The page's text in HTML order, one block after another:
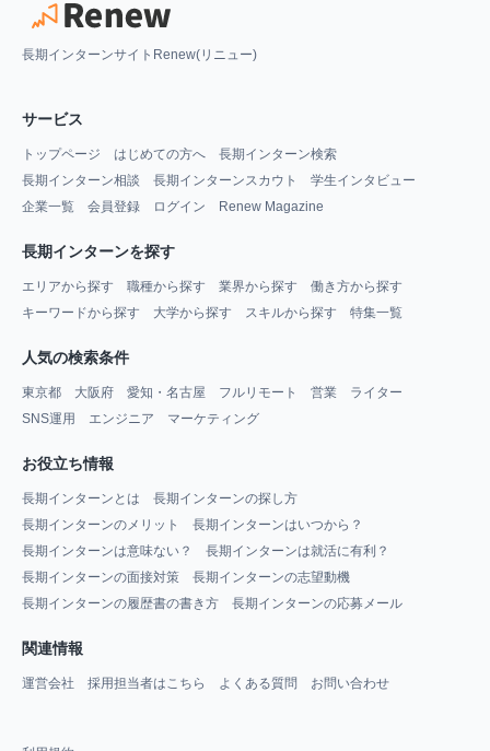
長期インターンサイトRenew(リニュー)
サービス
トップページ はじめての方へ
長期インターン検索
長期インターン相談
長期インターンスカウト
学生インタビュー
企業一覧
会員登録 ログイン Renew Magazine
長期インターンを探す
エリアから探す 職種から探す 業界から探す
働き方から探す
キーワードから探す
大学から探す スキルから探す 特集一覧
人気の検索条件
東京都 大阪府 愛知・名古屋 フルリモート 営業
ライター
SNS運用
エンジニア マーケティング
お役立ち情報
長期インターンとは
長期インターンの探し方
長期インターンのメリット
長期インターンはいつから？
長期インターンは意味ない？
長期インターンは就活に有利？
長期インターンの面接対策
長期インターンの志望動機
長期インターンの履歴書の書き方
長期インターンの応募メール
関連情報
運営会社 採用担当者はこちら よくある質問 お問い合わせ